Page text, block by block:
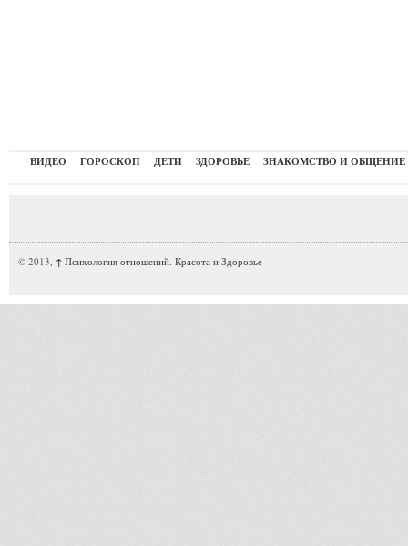
ВИДЕО ГОРОСКОП ДЕТИ ЗДОРОВЬЕ ЗНАКОМСТВО И ОБЩЕНИЕ
© 2013, ↑ Психология отношений. Красота и Здоровье